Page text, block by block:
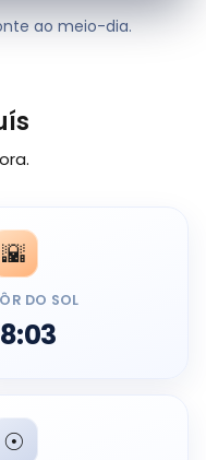
ao meio-dia.
🌇
DO SOL
☉️